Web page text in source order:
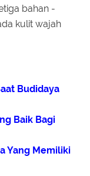
bahan -
kulit wajah
Budidaya
Baik Bagi
Yang Memiliki